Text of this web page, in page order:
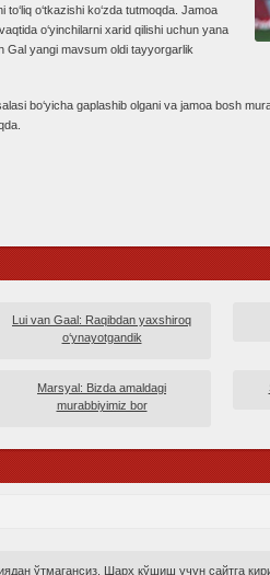
o‘tkazishi ko‘zda tutmoqda. Jamoa
o‘yinchilarni xarid qilishi uchun yana
Gal yangi mavsum oldi tayyorgarlik
bo‘yicha gaplashib olgani va jamoa bosh
Lui van Gaal: Raqibdan yaxshiroq
o‘ynayotgandik
Marsyal: Bizda amaldagi
murabbiyimiz bor
ўтмагансиз. Шарҳ қўшиш учун сайтга